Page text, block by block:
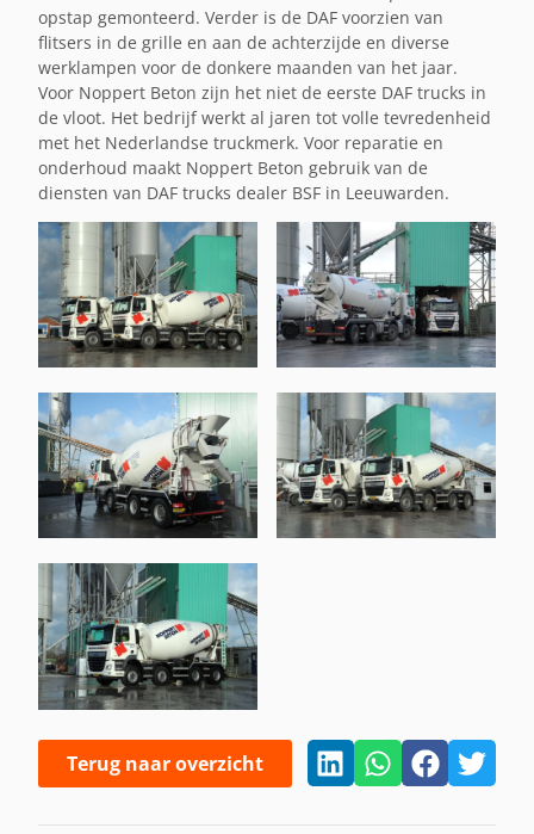
opstap gemonteerd. Verder is de DAF voorzien van
flitsers in de grille en aan de achterzijde en diverse
werklampen voor de donkere maanden van het jaar.
Voor Noppert Beton zijn het niet de eerste DAF trucks in
de vloot. Het bedrijf werkt al jaren tot volle tevredenheid
met het Nederlandse truckmerk. Voor reparatie en
onderhoud maakt Noppert Beton gebruik van de
diensten van DAF trucks dealer BSF in Leeuwarden.
Terug naar overzicht